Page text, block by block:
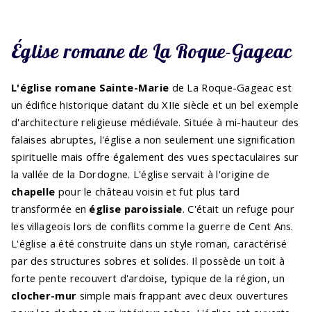
Église romane de La Roque-Gageac
L'église romane Sainte-Marie de La Roque-Gageac est
un édifice historique datant du XIIe siècle et un bel exemple
d'architecture religieuse médiévale. Située à mi-hauteur des
falaises abruptes, l'église a non seulement une signification
spirituelle mais offre également des vues spectaculaires sur
la vallée de la Dordogne. L'église servait à l'origine de
chapelle pour le château voisin et fut plus tard
transformée en église paroissiale. C'était un refuge pour
les villageois lors de conflits comme la guerre de Cent Ans.
L'église a été construite dans un style roman, caractérisé
par des structures sobres et solides. Il possède un toit à
forte pente recouvert d'ardoise, typique de la région, un
clocher-mur simple mais frappant avec deux ouvertures